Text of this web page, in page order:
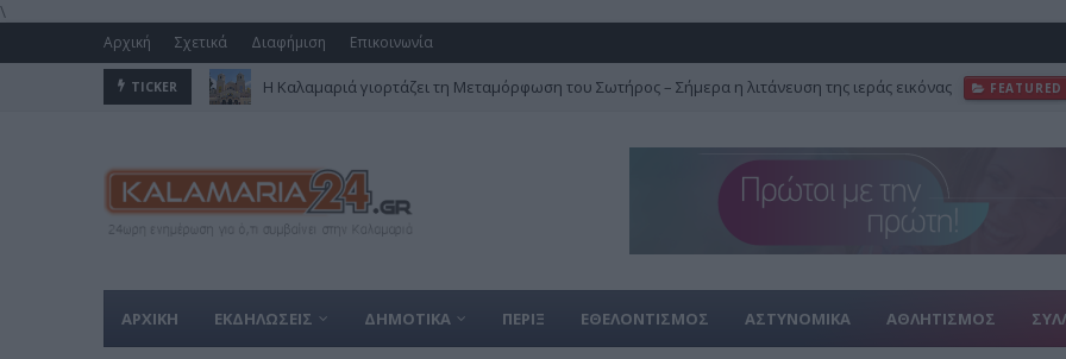
\
Αρχική Σχετικά Διαφήμιση Επικοινωνία
TICKER Η Καλαμαριά γιορτάζει τη Μεταμόρφωση του Σωτήρος – Σήμερα η λιτάνευση της ιεράς εικόνας FEATURED
ΑΡΧΙΚΗ ΕΚΔΗΛΩΣΕΙΣ ΔΗΜΟΤΙΚΑ ΠΕΡΙΞ ΕΘΕΛΟΝΤΙΣΜΟΣ ΑΣΤΥΝΟΜΙΚΑ ΑΘΛΗΤΙΣΜΟΣ